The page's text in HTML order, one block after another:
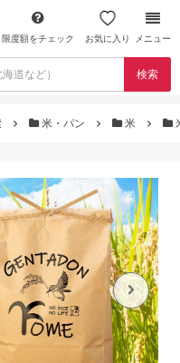
限度額をチェック お気に入り メニュー
検索
米・パン 米